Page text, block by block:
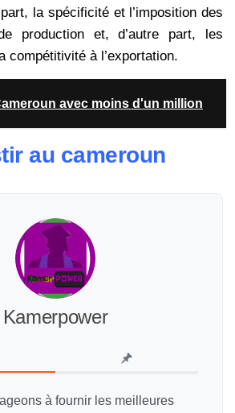
la spécificité et l’imposition des
production et, d’autre part, les
compétitivité à l’exportation.
avec moins d'un million
au cameroun
Kamerpower
à fournir les meilleures